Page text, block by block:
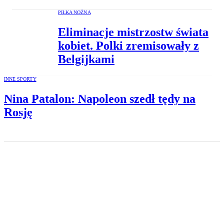
PIŁKA NOŻNA
Eliminacje mistrzostw świata
kobiet. Polki zremisowały z
Belgijkami
INNE SPORTY
Nina Patalon: Napoleon szedł tędy na
Rosję